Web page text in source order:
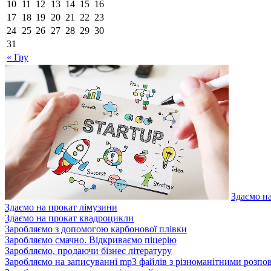
« Гру
10 11 12 13 14 15 16
17 18 19 20 21 22 23
24 25 26 27 28 29 30
31
Здаємо
Здаємо на прокат лімузини
Здаємо на прокат квадроцикли
Заробляємо з допомогою карбонової плівки
Заробляємо смачно. Відкриваємо піцерію
Заробляємо, продаючи бізнес літературу
Заробляємо на записуванні mp3 файлів з різноманітними